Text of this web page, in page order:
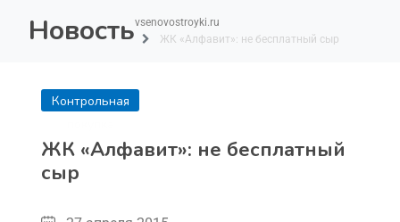
Новостьvsenovostroyki.ru
ЖК «Алфавит»: не бесплатный сыр
Контрольная
ЖК «Алфавит»: не бесплатный
сыр